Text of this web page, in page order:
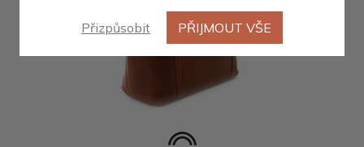
Přizpůsobit PŘIJMOUT VŠE